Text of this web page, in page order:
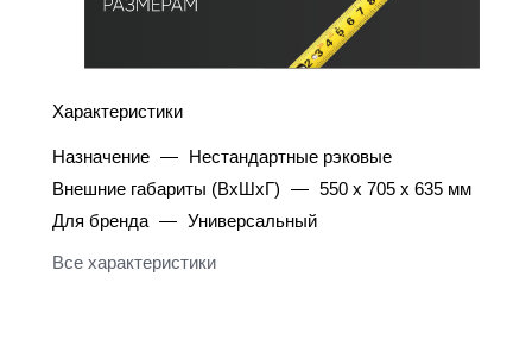
Характеристики
Назначение — Нестандартные рэковые
Внешние габариты (ВхШхГ) — 550 x 705 x 635 мм
Для бренда — Универсальный
Все характеристики